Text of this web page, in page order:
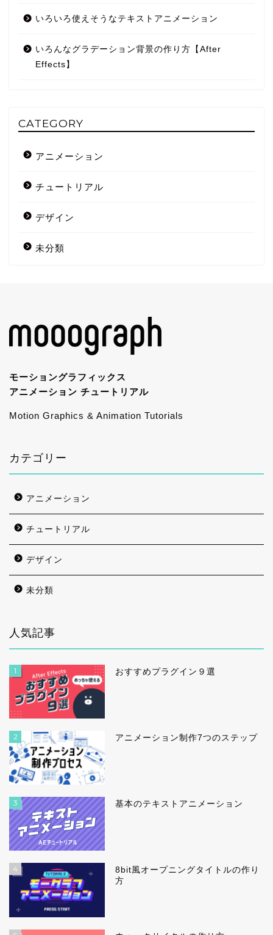
いろいろ使えそうなテキストアニメーション
いろんなグラデーション背景の作り方【After
Effects】
CATEGORY
アニメーション
チュートリアル
デザイン
未分類
モーショングラフィックス
アニメーション チュートリアル
Motion Graphics & Animation Tutorials
カテゴリー
アニメーション
チュートリアル
デザイン
未分類
人気記事
1 おすすめプラグイン９選
2 アニメーション制作7つのステップ
3 基本のテキストアニメーション
4
8bit風オープニングタイトルの作り
方